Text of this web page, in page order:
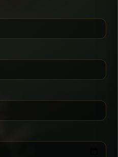
sizzling in a
rich flavor.
sides. Perfect for groups
Sharing
Sharing
finished with spiced